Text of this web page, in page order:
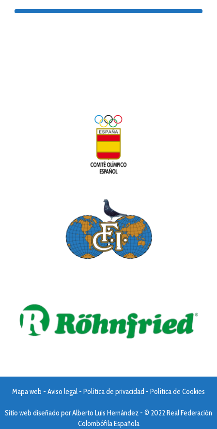
Mapa web - Aviso legal - Política de privacidad - Política de Cookies
Sitio web diseñado porAlberto Luis Hernández - © 2022 Real Federación
Colombófila Española